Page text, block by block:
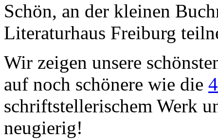
Schön, an der kleinen
Literaturhaus Freiburg
Wir zeigen unsere
auf noch schönere wie die
schriftstellerischem Werk
neugierig!